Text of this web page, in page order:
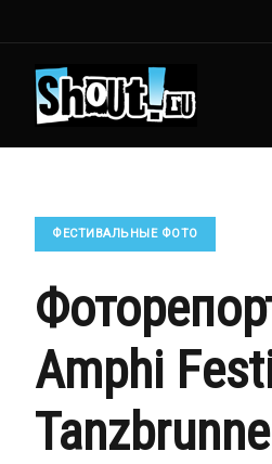
ФЕСТИВАЛЬНЫЕ ФОТО
Amphi